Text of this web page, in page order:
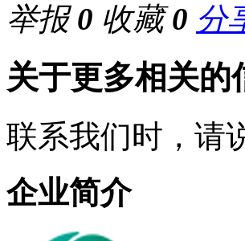
举报0 收藏0 分
关于更多相关的
联系我们时，请
企业简介